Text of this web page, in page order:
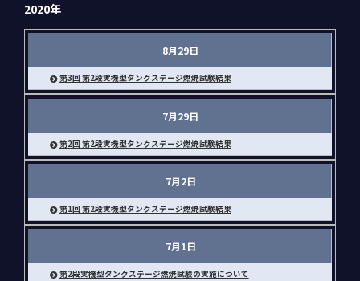
2020年
8月29日
第3回 第2段実機型タンクステージ燃焼試験結果
7月29日
第2回 第2段実機型タンクステージ燃焼試験結果
7月2日
第1回 第2段実機型タンクステージ燃焼試験結果
7月1日
第2段実機型タンクステージ燃焼試験の実施について